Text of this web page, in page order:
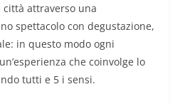
attraverso una
spettacolo con degustazione,
in questo modo ogni
che coinvolge lo
tutti e 5 i sensi.